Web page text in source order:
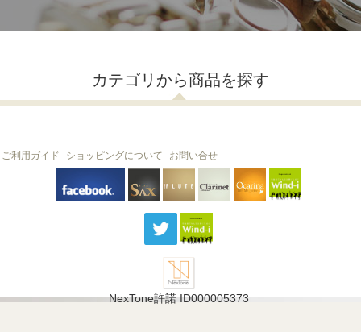
カテゴリから商品を探す
THE SAX The Clarinet
Ocarina
ご利用ガイド ショッピングについて お問い合せ
NexTone許諾 ID000005373